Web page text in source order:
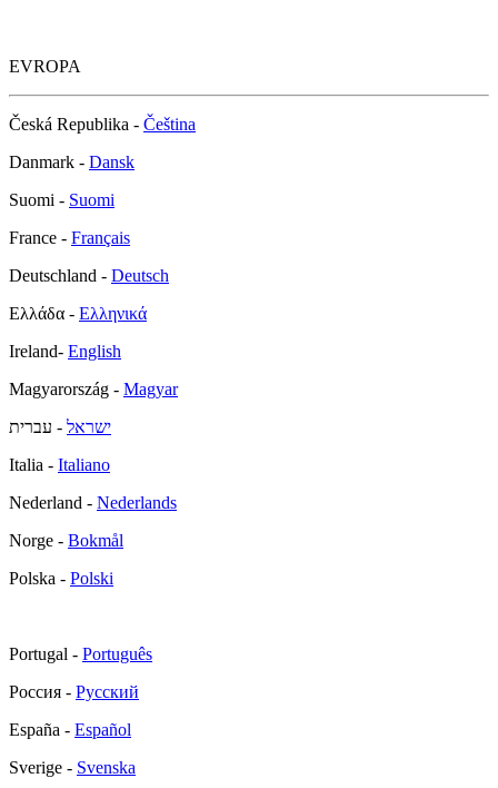
EVROPA
Česká Republika - Čeština
Danmark - Dansk
Suomi - Suomi
France - Français
Deutschland - Deutsch
Ελλάδα - Ελληνικά
Ireland- English
Magyarország - Magyar
ישראל - עברית
Italia - Italiano
Nederland - Nederlands
Norge - Bokmål
Polska - Polski
Portugal - Português
Россия - Русский
España - Español
Sverige - Svenska